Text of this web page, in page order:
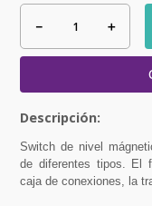
＋
－
Switch de nivel
de diferentes tipos. El
caja de conexiones, la